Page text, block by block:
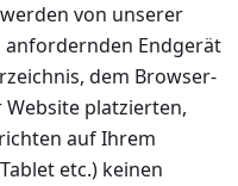
von unserer
Endgerät
dem Browser-
Website platzierten,
auf Ihrem
etc.) keinen